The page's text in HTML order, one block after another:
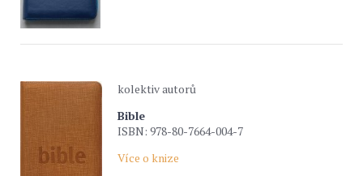
kolektiv autorů
Bible
ISBN: 978-80-7664-004-7
Více o knize